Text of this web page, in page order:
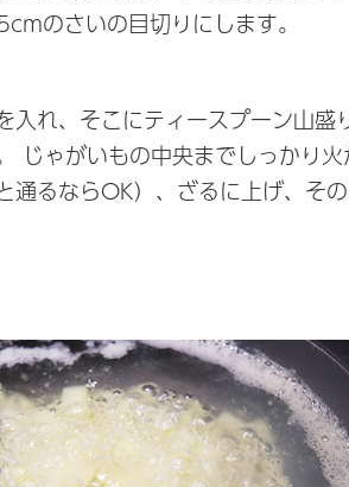
のさいの目切りにします。
入れ、そこにティースプーン山盛
じゃがいもの中央までしっかり
通るならOK）、ざるに上げ、そ